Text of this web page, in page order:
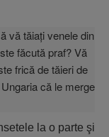
la o parte şi